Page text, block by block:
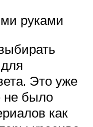
руками
Это уже
не было
как